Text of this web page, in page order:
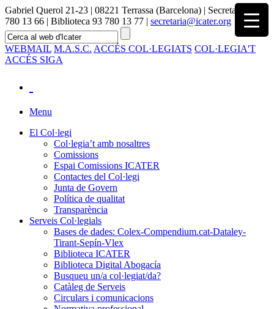
Gabriel Querol 21-23 | 08221 Terrassa (Barcelona) | Secretaria 93
780 13 66 | Biblioteca 93 780 13 77 | secretaria@icater.org
WEBMAIL M.A.S.C. ACCÉS COL·LEGIATS COL·LEGIA'T
ACCÉS SIGA
Menu
El Col·legi
Col·legia’t amb nosaltres
Comissions
Espai Comissions ICATER
Contactes del Col·legi
Junta de Govern
Política de qualitat
Transparència
Serveis Col·legials
Bases de dades: Colex-Compendium.cat-Dataley-
Tirant-Sepín-Vlex
Biblioteca ICATER
Biblioteca Digital Abogacía
Busqueu un/a col·legiat/da?
Catàleg de Serveis
Circulars i comunicacions